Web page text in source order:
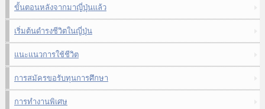
ขั้นตอนหลังจากมาญี่ปุ่นแล้ว
เริ่มต้นดำรงชีวิตในญี่ปุ่น
แนะแนวการใช้ชีวิต
การสมัครขอรับทุนการศึกษา
การทำงานพิเศษ